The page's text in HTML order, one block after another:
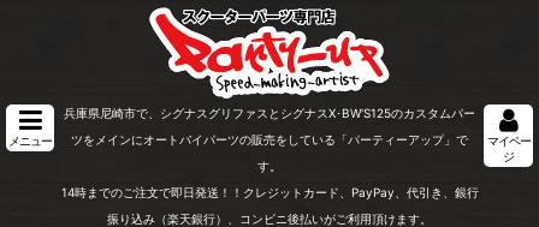
メニュー
兵庫県尼崎市で、シグナスグリファスとシグナスX･BW'S125のカスタムパー
ツをメインにオートバイパーツの販売をしている「パーティーアップ」で
す。
14時までのご注文で即日発送！！クレジットカード、PayPay、代引き、銀行
振り込み（楽天銀行）、コンビニ後払いがご利用頂けます。
マイペー
ジ